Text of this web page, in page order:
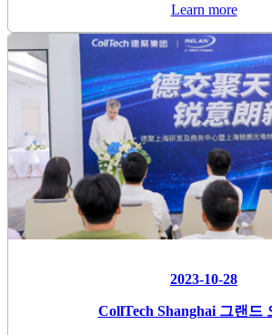
Learn more
2023-10-28
CollTech Shanghai 그랜드